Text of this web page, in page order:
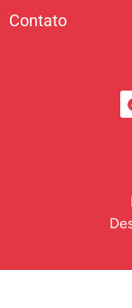
Contato